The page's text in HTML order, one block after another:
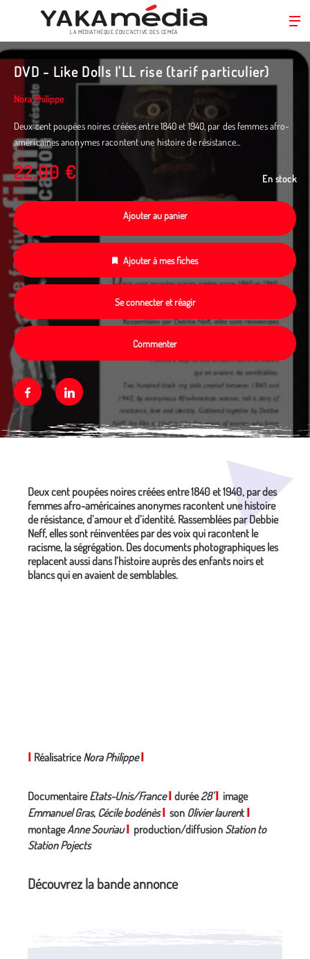
Aller
contenu
principal
LA MÉDIATHÈQUE ÉDUC’ACTIVE DES CEMÉA
DVD - Like Dolls I'LL rise (tarif particulier)
Nora Philippe
Deux cent poupées noires créées entre 1840 et 1940, par des femmes afro-
américaines anonymes racontent une histoire de résistance...
22,00 € En stock
Ajouter au panier
Ajouter à mes fiches
Se connecter et réagir
Commenter
FacebookLinkedin
Deux cent poupées noires créées entre 1840 et 1940, par des
femmes afro-américaines anonymes racontent une histoire
de résistance, d’amour et d’identité. Rassemblées par Debbie
Neff, elles sont réinventées par des voix qui racontent le
racisme, la ségrégation. Des documents photographiques les
replacent aussi dans l’histoire auprès des enfants noirs et
blancs qui en avaient de semblables.
RéalisatriceNora Philippe
DocumentaireEtats-Unis/France durée28'I image
Emmanuel Gras, Cécile bodénès
son Olivier laurent
montageAnne Souriau production/diffusion Station to
Station Pojects
Découvrez la bande annonce